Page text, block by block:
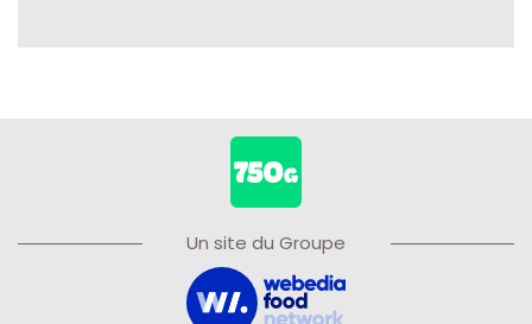
Un site du Groupe